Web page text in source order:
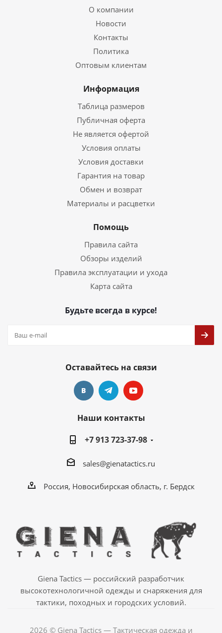
О компании
Новости
Контакты
Политика
Оптовым клиентам
Информация
Таблица размеров
Публичная оферта
Не является офертой
Условия оплаты
Условия доставки
Гарантия на товар
Обмен и возврат
Материалы и расцветки
Помощь
Правила сайта
Обзоры изделий
Правила эксплуатации и ухода
Карта сайта
Будьте всегда в курсе!
Оставайтесь на связи
Наши контакты
+7 913 723-37-98
sales@gienatactics.ru
Россия, Новосибирская область, г. Бердск
Giena Tactics — российский разработчик
высокотехнологичной одежды и снаряжения для
тактики, походных и городских условий.
2026 © Giena Tactics — Тактическая одежда и